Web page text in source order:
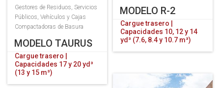
MODELO R-2
Cargue trasero |
Capacidades 10, 12 y 14
yd³ (7.6, 8.4 y 10.7 m³)
Gestores de Residuos Servicios
Públicos Vehículos y Cajas
Compactadoras de Basura
MODELO TAURUS
Cargue trasero |
Capacidades 17 y 20 yd³
(13 y 15 m³)